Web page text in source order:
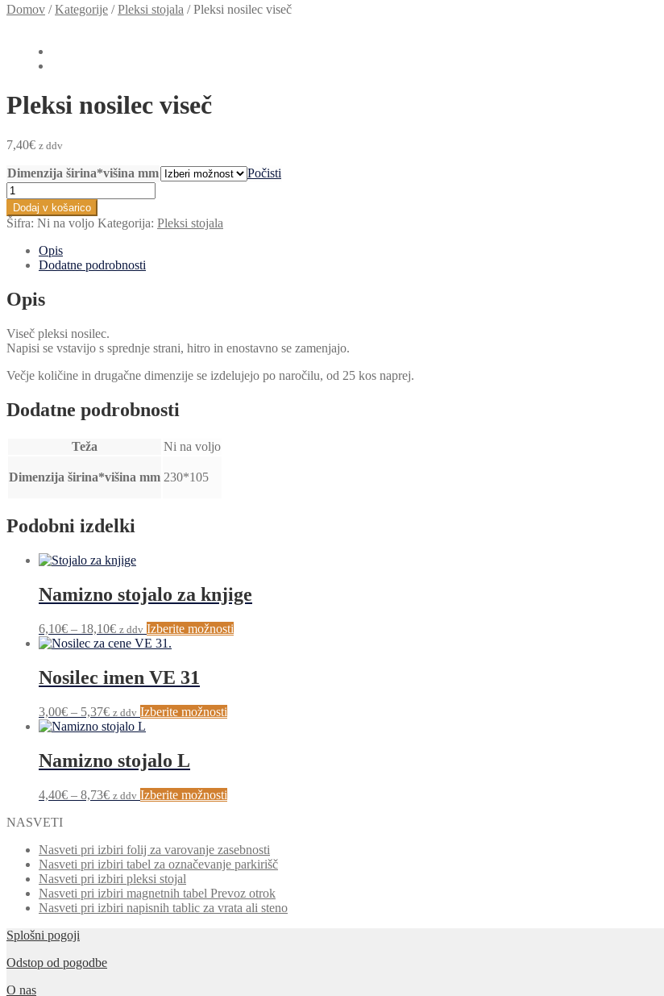
Domov /Kategorije /Pleksi stojala /Pleksi nosilec viseč
Pleksi nosilec viseč
7,40€ z ddv
Dimenzija širina*višina mm
Počisti
Pleksi
nosilec
viseč
količina
Dodaj v košarico
Šifra: Ni na voljo Kategorija: Pleksi stojala
Opis
Dodatne podrobnosti
Opis
Viseč pleksi nosilec.
Napisi se vstavijo s sprednje strani, hitro in enostavno se zamenjajo.
Večje količine in drugačne dimenzije se izdelujejo po naročilu, od 25 kos naprej.
Dodatne podrobnosti
Teža Ni na voljo
Dimenzija širina*višina mm 230*105
Podobni izdelki
Namizno stojalo za knjige
6,10€ – 18,10€Cenovni
razpon:
do
z ddv Izberite možnosti
Nosilec imen VE 31
3,00€ – 5,37€Cenovni
razpon:
3,00€
do
z ddv Izberite možnosti
lahko
izdelka
Namizno stojalo L
4,40€ – 8,73€Cenovni
do
8,73€
z ddv Izberite možnosti
različic.
Možnosti
izberete
na
NASVETI
Nasveti pri izbiri folij za varovanje zasebnosti
Nasveti pri izbiri tabel za označevanje parkirišč
Nasveti pri izbiri pleksi stojal
Nasveti pri izbiri magnetnih tabel Prevoz otrok
Nasveti pri izbiri napisnih tablic za vrata ali steno
Splošni pogoji
Odstop od pogodbe
O nas